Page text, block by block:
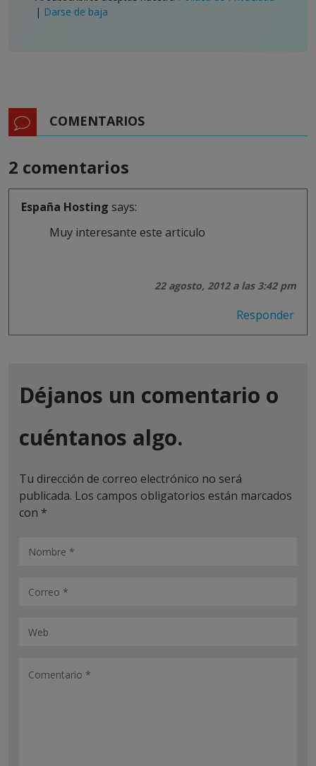
| Darse de baja
COMENTARIOS
2 comentarios
España Hosting says:
22 agosto, 2012 a las 3:42 pm
Muy interesante este articulo
Responder
Déjanos un comentario o
cuéntanos algo.
Tu dirección de correo electrónico no será
publicada. Los campos obligatorios están marcados
con *